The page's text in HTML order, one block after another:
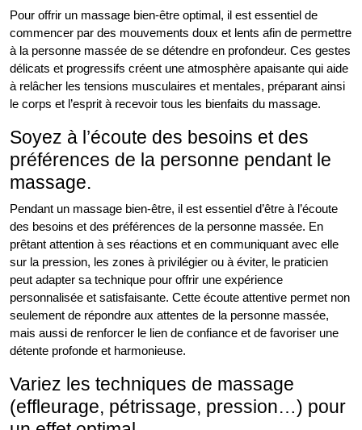
Pour offrir un massage bien-être optimal, il est essentiel de
commencer par des mouvements doux et lents afin de permettre
à la personne massée de se détendre en profondeur. Ces gestes
délicats et progressifs créent une atmosphère apaisante qui aide
à relâcher les tensions musculaires et mentales, préparant ainsi
le corps et l’esprit à recevoir tous les bienfaits du massage.
Soyez à l’écoute des besoins et des
préférences de la personne pendant le
massage.
Pendant un massage bien-être, il est essentiel d’être à l’écoute
des besoins et des préférences de la personne massée. En
prêtant attention à ses réactions et en communiquant avec elle
sur la pression, les zones à privilégier ou à éviter, le praticien
peut adapter sa technique pour offrir une expérience
personnalisée et satisfaisante. Cette écoute attentive permet non
seulement de répondre aux attentes de la personne massée,
mais aussi de renforcer le lien de confiance et de favoriser une
détente profonde et harmonieuse.
Variez les techniques de massage
(effleurage, pétrissage, pression…) pour